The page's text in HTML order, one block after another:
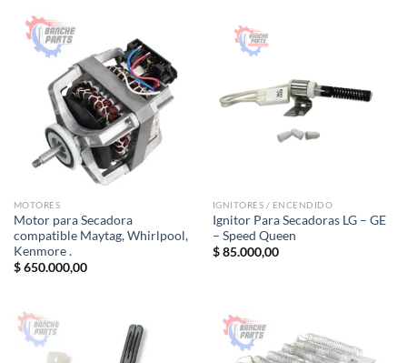
MOTORES
Motor para Secadora
compatible Maytag, Whirlpool,
Kenmore .
$650.000,00
IGNITORES / ENCENDIDO
Ignitor Para Secadoras LG – GE
– Speed Queen
$85.000,00